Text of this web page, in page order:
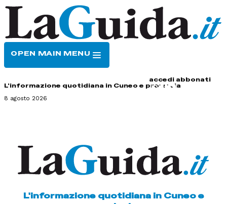
OPEN MAIN MENU
accedi abbonati
L'informazione quotidiana in Cuneo e provincia
8 agosto 2026
L'informazione quotidiana in Cuneo e